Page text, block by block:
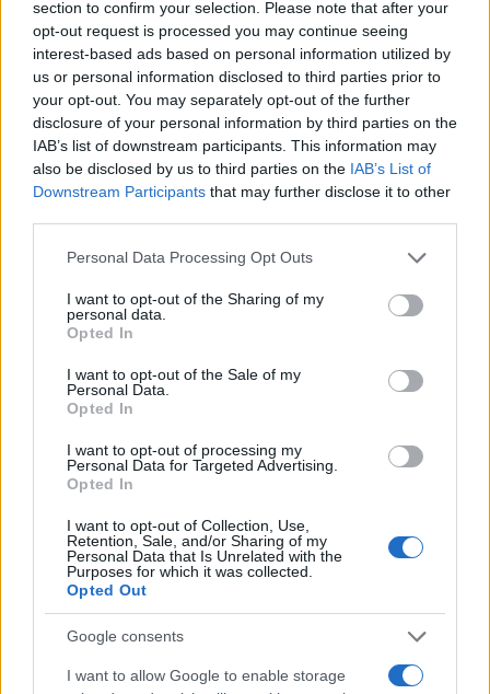
section to confirm your selection. Please note that after your
opt-out request is processed you may continue seeing
interest-based ads based on personal information utilized by
us or personal information disclosed to third parties prior to
your opt-out. You may separately opt-out of the further
disclosure of your personal information by third parties on the
IAB’s list of downstream participants. This information may
also be disclosed by us to third parties on the IAB’s List of
Downstream Participants that may further disclose it to other
Please note that this website/app uses one or more Google
not limited to your visit or usage behaviour. You may click to
grant or deny consent to Google and its third-party tags to
use your data for below specified purposes in below Google
consent section.
Personal Data Processing Opt Outs
I want to opt-out of the Sharing of my
personal data.
Opted In
I want to opt-out of the Sale of my
Personal Data.
Opted In
I want to opt-out of processing my
Personal Data for Targeted Advertising.
Opted In
I want to opt-out of Collection, Use,
Retention, Sale, and/or Sharing of my
Personal Data that Is Unrelated with the
Purposes for which it was collected.
Opted Out
Google consents
I want to allow Google to enable storage
Ο πρωθυπουργός δήλωσε ότι η Ελλάδα έχει ήδη
ξεπεράσει τον στόχο του 3,5% του ΑΕΠ σε
αμυντικές δαπάνες που το ΝΑΤΟ έχει θέσει για το
2035, τονίζοντας πως «βρισκόμαστε ήδη εκεί που
Υπογράμμισε την ανάγκη ενίσχυσης του
ευρωπαϊκού πυλώνα της Συμμαχίας ως «συνθήκη
επιβίωσης» και ανέφερε τη σύνδεσή του με την
ενεργοποίηση της ρήτρας αμοιβαίας συνδρομής
Ορμούζ και τιμές πετρελαίου
Ο Μητσοτάκης δήλωσε ότι η άνοδος των τιμών
πετρελαίου τον προβληματίζει, την εκτιμά όμως
προσωρινή, καθώς παρακολουθεί τις τιμές «σε
ορίζοντα εβδομάδων ή μηνών» και βλέπει
καθοδική τάση. Ανέφερε πως η Ελλάδα, ως